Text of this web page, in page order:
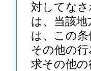
対してな
は、当該
は、この
その他の
求その他